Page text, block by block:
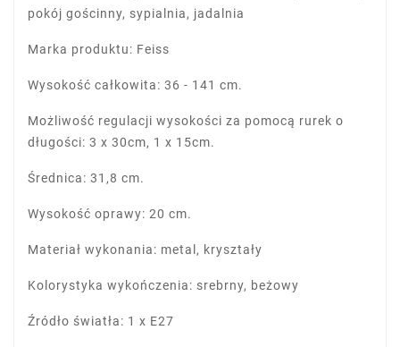
pokój gościnny, sypialnia, jadalnia
Marka produktu: Feiss
Wysokość całkowita: 36 - 141 cm.
Możliwość regulacji wysokości za pomocą rurek o
długości: 3 x 30cm, 1 x 15cm.
Średnica: 31,8 cm.
Wysokość oprawy: 20 cm.
Materiał wykonania: metal, kryształy
Kolorystyka wykończenia: srebrny, beżowy
Źródło światła: 1 x E27